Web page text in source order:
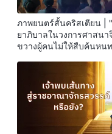
ภาพยนตร์สั้นคริสเตียน |
ยาภิบาลในวงการศาสนา
ขวางผู้คนไม่ให้สืบค้นหน